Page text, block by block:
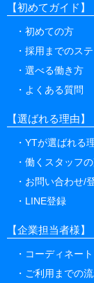
【初めてガイド】
初めての方
採用までのス
選べる働き方
よくある質問
【選ばれる理由】
YTが選ばれる
働くスタッフ
お問い合わせ/
LINE登録
【企業担当者様】
コーディネート
ご利用までの